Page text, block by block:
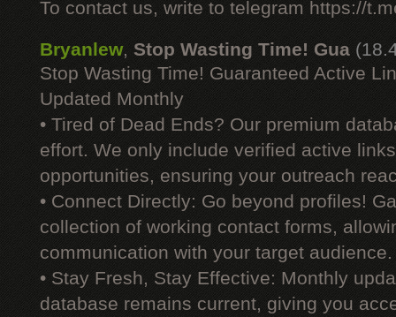
To contact us, write to telegram https://
Bryanlew,Stop Wasting Time! Gua
Stop Wasting Time! Guaranteed Active
Updated Monthly
• Tired of Dead Ends? Our premium
effort. We only include verified active
opportunities, ensuring your outreach
• Connect Directly: Go beyond profiles!
collection of working contact forms,
communication with your target audience.
• Stay Fresh, Stay Effective: Monthly
database remains current, giving you